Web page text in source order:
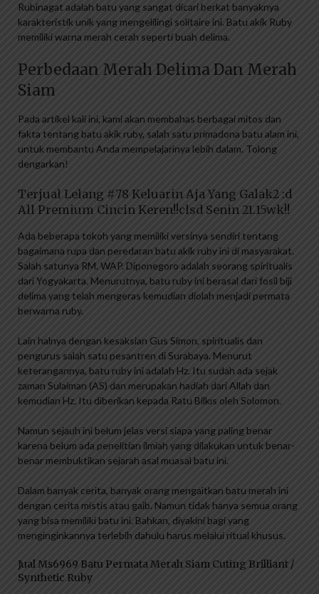
Rubinagat adalah batu yang sangat dicari berkat banyaknya
karakteristik unik yang mengelilingi solitaire ini. Batu akik Ruby
memiliki warna merah cerah seperti buah delima.
Perbedaan Merah Delima Dan Merah
Siam
Pada artikel kali ini, kami akan membahas berbagai mitos dan
fakta tentang batu akik ruby, salah satu primadona batu alam ini,
untuk membantu Anda mempelajarinya lebih dalam. Tolong
dengarkan!
Terjual Lelang #78 Keluarin Aja Yang Galak2 :d
All Premium Cincin Keren!!clsd Senin 21.15wk!!
Ada beberapa tokoh yang memiliki versinya sendiri tentang
bagaimana rupa dan peredaran batu akik ruby ​​ini di masyarakat.
Salah satunya RM. WAP. Diponegoro adalah seorang spiritualis
dari Yogyakarta. Menurutnya, batu ruby ​​ini berasal dari fosil biji
delima yang telah mengeras kemudian diolah menjadi permata
berwarna ruby.
Lain halnya dengan kesaksian Gus Simon, spiritualis dan
pengurus salah satu pesantren di Surabaya. Menurut
keterangannya, batu ruby ​​ini adalah Hz. Itu sudah ada sejak
zaman Sulaiman (AS) dan merupakan hadiah dari Allah dan
kemudian Hz. Itu diberikan kepada Ratu Bilkıs oleh Solomon.
Namun sejauh ini belum jelas versi siapa yang paling benar
karena belum ada penelitian ilmiah yang dilakukan untuk benar-
benar membuktikan sejarah asal muasal batu ini.
Dalam banyak cerita, banyak orang mengaitkan batu merah ini
dengan cerita mistis atau gaib. Namun tidak hanya semua orang
yang bisa memiliki batu ini. Bahkan, diyakini bagi yang
menginginkannya terlebih dahulu harus melalui ritual khusus.
Jual Ms6969 Batu Permata Merah Siam Cuting Brilliant /
Synthetic Ruby